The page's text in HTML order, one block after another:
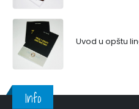
Uvod u opštu
Info